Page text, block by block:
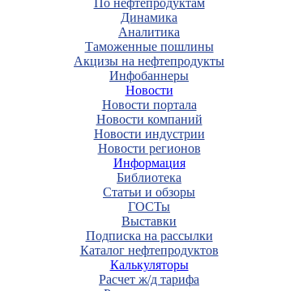
По нефтепродуктам
Динамика
Аналитика
Таможенные пошлины
Акцизы на нефтепродукты
Инфобаннеры
Новости
Новости портала
Новости компаний
Новости индустрии
Новости регионов
Информация
Библиотека
Статьи и обзоры
ГОСТы
Выставки
Подписка на рассылки
Каталог нефтепродуктов
Калькуляторы
Расчет ж/д тарифа